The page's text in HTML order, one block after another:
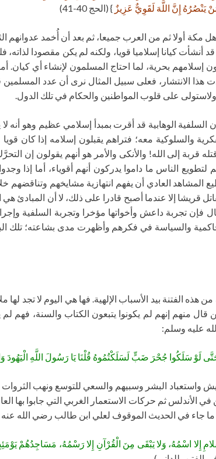
يَنْصُرُهُ إِنَّ اللَّهَ لَقَوِيٌّ عَزِيزٌ } (الحج 40-41)
مكة أولا ثم من العرب جميعا، ثم بعد أن أُخمد
كيانا إسلاميا قويا، ولكنه لم يكن مقصودا
بحرية، لما احتاج المسلمون لإنشاء أي كيان.
الانتشار، فعلى سبيل المثال نرى أن عدد المسلمين
على قلوب المواطنين والحكام في تلك الدول.
السلفية الوهابية قد أقرت بمبدأ إسلامي عظيم وهو أنه
والسلوكية معه؛ فتراهم يقبلون إسلامه إذا
قربة إلى الله! والأنكى والأمر هو أنهم يقولون
لتطويع الناس ما داموا يدركون أنهم أقوياء، أما
العادي أن يفهم انتهازية مشايخهم وتناقضهم
قريشا إلا عندما أصبح قادرا على ذلك، لا أن المبادئ
فإن تجربة داعش وأخواتها مؤخرا وتجربة السلفية
والسياسة في فكرهم وأظهرت مدى بشاعته؛ تلك
هذه الفتنة بيد الأسباب الإلهية. فها هي اليوم لا تجد
قال منهم إنهم لم يكونوا يتبعون الكتاب والسنة،
عليه وسلم:
لَوْ سَلَكُوا جُحْرَ ضَبٍّ لَسَلَكْتُمُوهُ قُلْنَا يَا رَسُولَ اللَّهِ الْيَهُودَ
واستعباد البشر وسبيهم والسعي للتوسع ونهب
ثم حركات الاستعمار الغربي التي جابوا بها
جاء في الحديث الموقوف لعلي ابن طالب رضي الله عنه
إِلا اسْمُهُ، وَلا يَبْقَى مِنَ الْقُرْآنِ إِلا رَسْمُهُ، مَسَاجِدُهُمْ